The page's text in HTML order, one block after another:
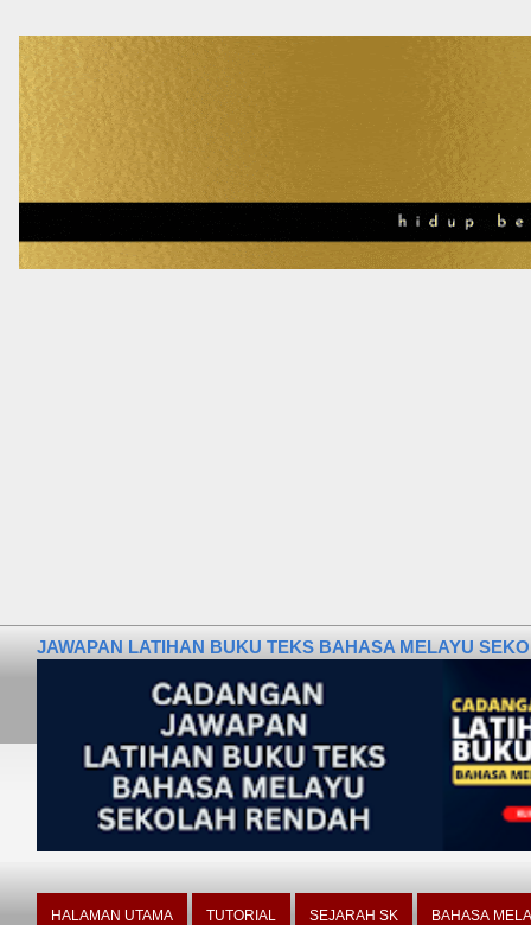
JAWAPAN LATIHAN BUKU TEKS BAHASA MELAYU
HALAMAN UTAMA TUTORIAL SEJARAH SK BAHASA